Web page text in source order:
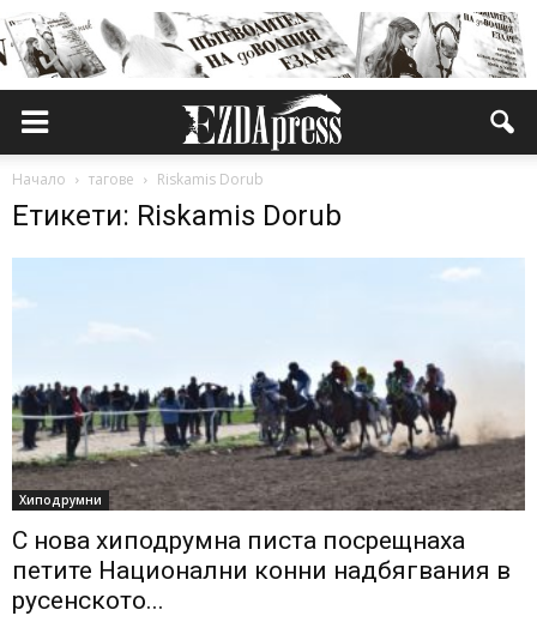
Начало тагове Riskamis Dorub
Етикети: Riskamis Dorub
Хиподрумни
С нова хиподрумна писта посрещнаха
петите Национални конни надбягвания в
русенското...